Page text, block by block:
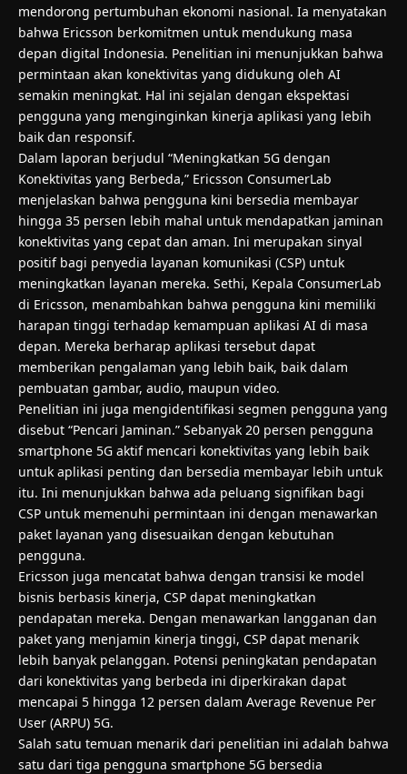
mendorong pertumbuhan ekonomi nasional. Ia menyatakan
bahwa Ericsson berkomitmen untuk mendukung masa
depan digital Indonesia. Penelitian ini menunjukkan bahwa
permintaan akan konektivitas yang didukung oleh AI
semakin meningkat. Hal ini sejalan dengan ekspektasi
pengguna yang menginginkan kinerja aplikasi yang lebih
baik dan responsif.
Dalam laporan berjudul “Meningkatkan 5G dengan
Konektivitas yang Berbeda,” Ericsson ConsumerLab
menjelaskan bahwa pengguna kini bersedia membayar
hingga 35 persen lebih mahal untuk mendapatkan jaminan
konektivitas yang cepat dan aman. Ini merupakan sinyal
positif bagi penyedia layanan komunikasi (CSP) untuk
meningkatkan layanan mereka. Sethi, Kepala ConsumerLab
di Ericsson, menambahkan bahwa pengguna kini memiliki
harapan tinggi terhadap kemampuan aplikasi AI di masa
depan. Mereka berharap aplikasi tersebut dapat
memberikan pengalaman yang lebih baik, baik dalam
pembuatan gambar, audio, maupun video.
Penelitian ini juga mengidentifikasi segmen pengguna yang
disebut “Pencari Jaminan.” Sebanyak 20 persen pengguna
smartphone 5G aktif mencari konektivitas yang lebih baik
untuk aplikasi penting dan bersedia membayar lebih untuk
itu. Ini menunjukkan bahwa ada peluang signifikan bagi
CSP untuk memenuhi permintaan ini dengan menawarkan
paket layanan yang disesuaikan dengan kebutuhan
pengguna.
Ericsson juga mencatat bahwa dengan transisi ke model
bisnis berbasis kinerja, CSP dapat meningkatkan
pendapatan mereka. Dengan menawarkan langganan dan
paket yang menjamin kinerja tinggi, CSP dapat menarik
lebih banyak pelanggan. Potensi peningkatan pendapatan
dari konektivitas yang berbeda ini diperkirakan dapat
mencapai 5 hingga 12 persen dalam Average Revenue Per
User (ARPU) 5G.
Salah satu temuan menarik dari penelitian ini adalah bahwa
satu dari tiga pengguna smartphone 5G bersedia